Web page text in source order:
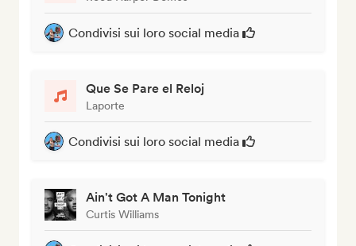
Condivisi sui loro social media
Que Se Pare el Reloj
Laporte
Condivisi sui loro social media
Ain't Got A Man Tonight
Curtis Williams